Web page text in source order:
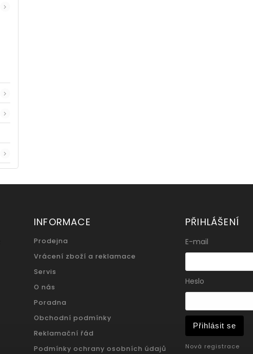
INFORMACE
Prodejna
Vrácení zboží a reklamace
Servis
O nás
Poradna
Obchodní podmínky
Reklamační řád
Podmínky ochrany osobních údajů
PŘIHLÁŠENÍ
E-mail
Heslo
Přihlásit se
Nová registrace